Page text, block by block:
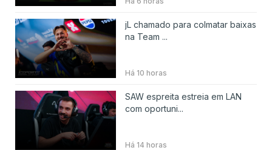
jL chamado para colmatar baixas
na Team ...
Há 10 horas
SAW espreita estreia em LAN
com oportuni...
Há 14 horas